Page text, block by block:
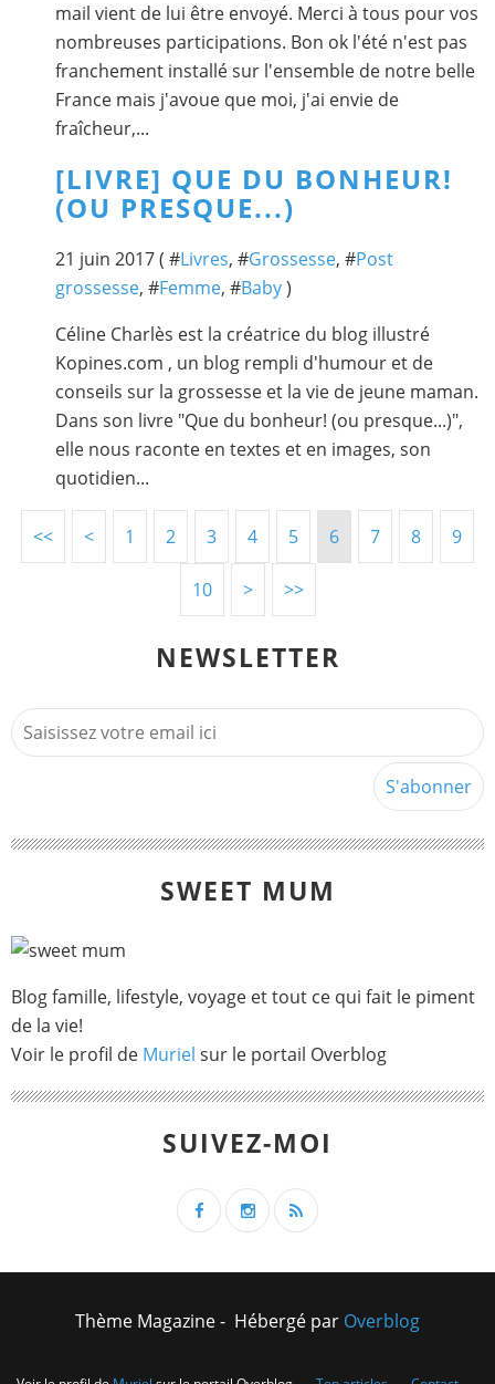
mail vient de lui être envoyé. Merci à tous pour vos
nombreuses participations. Bon ok l'été n'est pas
franchement installé sur l'ensemble de notre belle
France mais j'avoue que moi, j'ai envie de
fraîcheur,...
[LIVRE] QUE DU BONHEUR!
(OU PRESQUE...)
21 juin 2017 ( #Livres, #Grossesse, #Post
grossesse, #Femme, #Baby)
Céline Charlès est la créatrice du blog illustré
Kopines.com , un blog rempli d'humour et de
conseils sur la grossesse et la vie de jeune maman.
Dans son livre "Que du bonheur! (ou presque...)",
elle nous raconte en textes et en images, son
quotidien...
<< < 1 2 3 4 5 6 7 8 9
10 > >>
NEWSLETTER
SWEET MUM
Blog famille, lifestyle, voyage et tout ce qui fait le piment
de la vie!
Voir le profil de Muriel sur le portail Overblog
SUIVEZ-MOI
Thème Magazine - Hébergé par Overblog